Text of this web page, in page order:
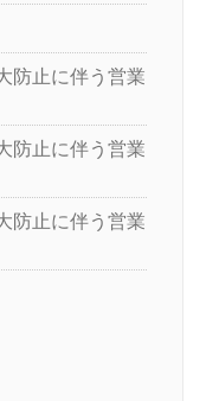
防止に伴う営業
防止に伴う営業
防止に伴う営業